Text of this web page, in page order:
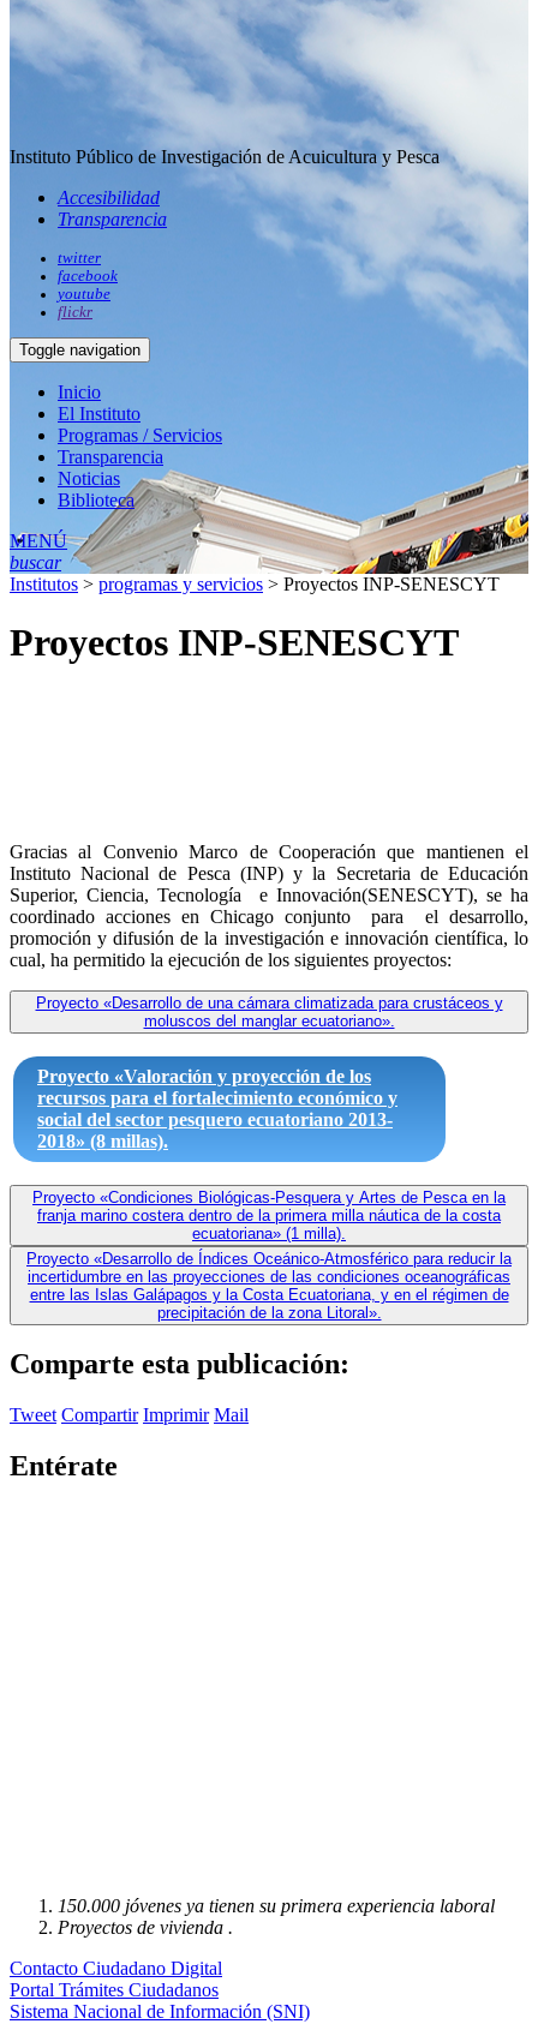
Instituto Público de Investigación de Acuicultura y Pesca
Accesibilidad
Transparencia
twitter
facebook
youtube
flickr
Toggle navigation
Inicio
El Instituto
Programas / Servicios
Transparencia
Noticias
Biblioteca
MENÚ
buscar
Institutos > programas y servicios > Proyectos INP-SENESCYT
Proyectos INP-SENESCYT
Gracias al Convenio Marco de Cooperación que mantienen el
Instituto Nacional de Pesca (INP) y la Secretaria de Educación
Superior, Ciencia, Tecnología e Innovación(SENESCYT), se ha
coordinado acciones en Chicago conjunto para el desarrollo,
promoción y difusión de la investigación e innovación científica, lo
cual, ha permitido la ejecución de los siguientes proyectos:
Proyecto «Desarrollo de una cámara climatizada para crustáceos y
moluscos del manglar ecuatoriano».
Proyecto «Valoración y proyección de los
recursos para el fortalecimiento económico y
social del sector pesquero ecuatoriano 2013-
2018» (8 millas).
Proyecto «Condiciones Biológicas-Pesquera y Artes de Pesca en la
franja marino costera dentro de la primera milla náutica de la costa
ecuatoriana» (1 milla).
Proyecto «Desarrollo de Índices Oceánico-Atmosférico para reducir la
incertidumbre en las proyecciones de las condiciones oceanográficas
entre las Islas Galápagos y la Costa Ecuatoriana, y en el régimen de
precipitación de la zona Litoral».
Comparte esta publicación:
Tweet Compartir Imprimir Mail
Entérate
150.000 jóvenes ya tienen su primera experiencia laboral
Proyectos de vivienda .
Contacto Ciudadano Digital
Portal Trámites Ciudadanos
Sistema Nacional de Información (SNI)